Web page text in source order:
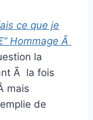
ce que je
Hommage Ã
la
Ã la fois
mais
de